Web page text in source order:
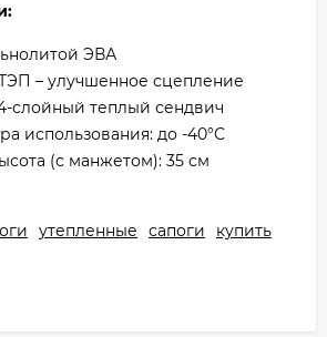
ЭВА
– улучшенное сцепление
слойный теплый сендвич
использования: до -40°С
(с манжетом): 35 см
утепленные сапоги
купить